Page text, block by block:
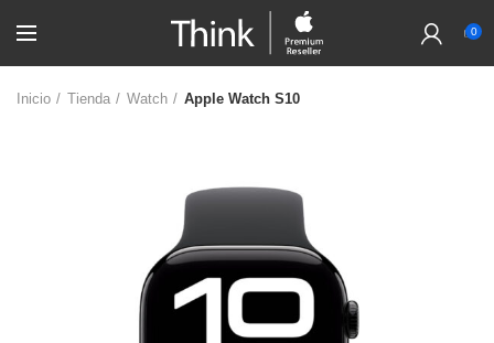
0
Inicio Tienda Watch Apple Watch S10